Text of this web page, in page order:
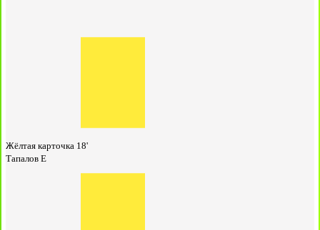
Жёлтая карточка 18'
Тапалов Е